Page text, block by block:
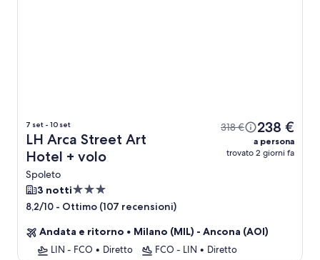
7 set - 10 set
LH Arca Street Art
Hotel + volo
Spoleto
318 € 238 €
a persona
trovato 2 giorni fa
3 nottiStruttura
a
stelle
8,2/10 - Ottimo (107 recensioni)
Andata e ritorno • Milano (MIL) - Ancona (AOI)
LIN - FCO • Diretto FCO - LIN • Diretto